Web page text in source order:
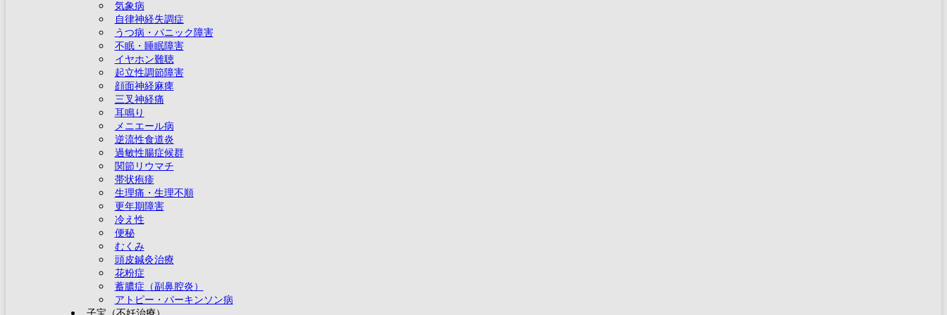
気象病
自律神経失調症
うつ病・パニック障害
不眠・睡眠障害
イヤホン難聴
起立性調節障害
顔面神経麻痺
三叉神経痛
耳鳴り
メニエール病
逆流性食道炎
過敏性腸症候群
関節リウマチ
帯状疱疹
生理痛・生理不順
更年期障害
冷え性
便秘
むくみ
頭皮鍼灸治療
花粉症
蓄膿症（副鼻腔炎）
アトピー・パーキンソン病